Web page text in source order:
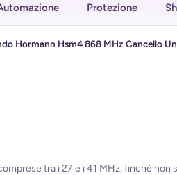
Protezione
Hormann Hsm4 868 MHz Cancello
tra i 27 e i 41 MHz, finché